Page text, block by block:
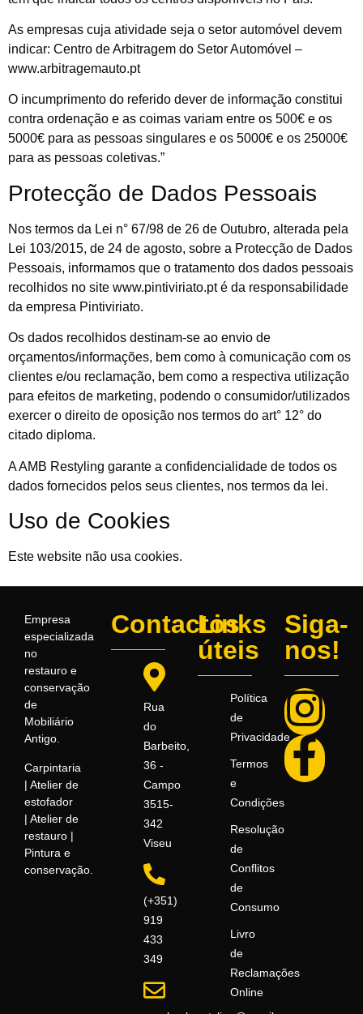
As empresas cuja atividade seja o setor automóvel devem
indicar: Centro de Arbitragem do Setor Automóvel –
www.arbitragemauto.pt
O incumprimento do referido dever de informação constitui
contra ordenação e as coimas variam entre os 500€ e os
5000€ para as pessoas singulares e os 5000€ e os 25000€
para as pessoas coletivas.”
Protecção de Dados Pessoais
Nos termos da Lei n° 67/98 de 26 de Outubro, alterada pela
Lei 103/2015, de 24 de agosto, sobre a Protecção de Dados
Pessoais, informamos que o tratamento dos dados pessoais
recolhidos no site www.pintiviriato.pt é da responsabilidade
da empresa Pintiviriato.
Os dados recolhidos destinam-se ao envio de
orçamentos/informações, bem como à comunicação com os
clientes e/ou reclamação, bem como a respectiva utilização
para efeitos de marketing, podendo o consumidor/utilizados
exercer o direito de oposição nos termos do art° 12° do
citado diploma.
A AMB Restyling garante a confidencialidade de todos os
dados fornecidos pelos seus clientes, nos termos da lei.
Uso de Cookies
Este website não usa cookies.
Empresa
especializada
no
restauro e
conservação
de
Mobiliário
Antigo.
Carpintaria
| Atelier de
estofador
| Atelier de
restauro |
Pintura e
conservação.
Contactos
Rua
do
Barbeito,
36 -
Campo
3515-
342
Viseu
(+351)
919
433
349
Links
úteis
Política
de
Privacidade
Termos
e
Condições
Resolução
de
Conflitos
de
Consumo
Livro
de
Reclamações
Online
Siga-
nos!